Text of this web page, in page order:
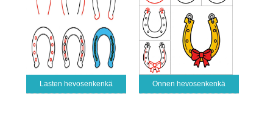
Lasten hevosenkenkä Onnen hevosenkenkä